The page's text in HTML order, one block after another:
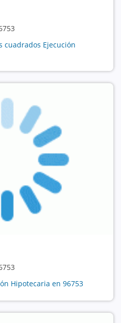
cuadrados Ejecución
Hipotecaria en 96753